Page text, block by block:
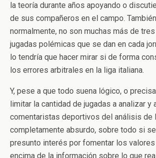
la teoría durante años apoyando o
de sus compañeros en el campo.
normalmente, no son muchas más de
jugadas polémicas que se dan en cada
lo tendría que hacer mirar si de forma
los errores arbitrales en la liga italiana.
Y, pese a que todo suena lógico, o
limitar la cantidad de jugadas a analizar y
comentaristas deportivos del análisis de
completamente absurdo, sobre todo si
presunto interés por fomentar los
encima de la información sobre lo que